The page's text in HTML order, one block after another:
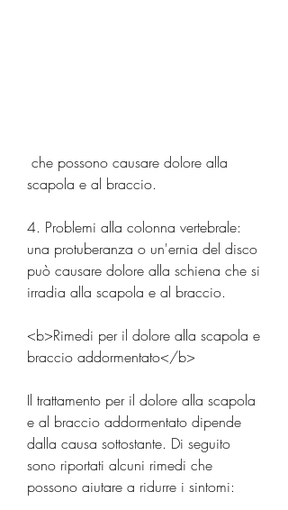
scapola e al braccio.
4. Problemi alla colonna vertebrale:
una protuberanza o un'ernia del disco
può causare dolore alla schiena che si
irradia alla scapola e al braccio.
<b>Rimedi per il dolore alla scapola e
braccio addormentato</b>
Il trattamento per il dolore alla scapola
e al braccio addormentato dipende
dalla causa sottostante. Di seguito
sono riportati alcuni rimedi che
possono aiutare a ridurre i sintomi: